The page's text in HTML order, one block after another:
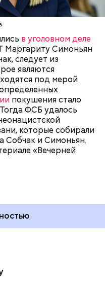
в уголовном деле
Маргариту Симоньян
следует из
являются
под мерой
покушения стало
ФСБ удалось
которые собирали
Собчак и Симоньян.
«Вечерней
те, кто состоял
устраивали слежку
адреса, чтобы в